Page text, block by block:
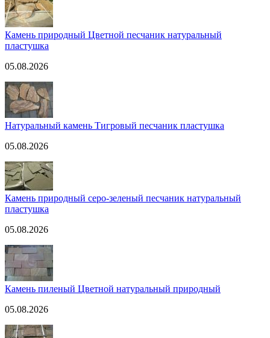
Камень природный Цветной песчаник натуральный
пластушка
05.08.2026
Натуральный камень Тигровый песчаник пластушка
05.08.2026
Камень природный серо-зеленый песчаник натуральный
пластушка
05.08.2026
Камень пиленый Цветной натуральный природный
05.08.2026